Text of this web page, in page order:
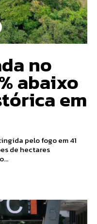
no
abaixo
em
pelo fogo em 41